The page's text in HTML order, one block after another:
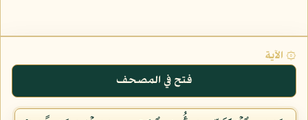
۞ الآية
فتح في المصحف